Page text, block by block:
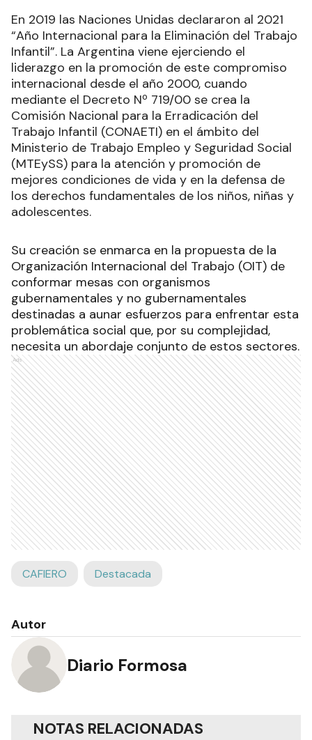
En 2019 las Naciones Unidas declararon al 2021
“Año Internacional para la Eliminación del Trabajo
Infantil”. La Argentina viene ejerciendo el
liderazgo en la promoción de este compromiso
internacional desde el año 2000, cuando
mediante el Decreto Nº 719/00 se crea la
Comisión Nacional para la Erradicación del
Trabajo Infantil (CONAETI) en el ámbito del
Ministerio de Trabajo Empleo y Seguridad Social
(MTEySS) para la atención y promoción de
mejores condiciones de vida y en la defensa de
los derechos fundamentales de los niños, niñas y
adolescentes.
Su creación se enmarca en la propuesta de la
Organización Internacional del Trabajo (OIT) de
conformar mesas con organismos
gubernamentales y no gubernamentales
destinadas a aunar esfuerzos para enfrentar esta
problemática social que, por su complejidad,
necesita un abordaje conjunto de estos sectores.
Ads
CAFIERO Destacada
Autor
Diario Formosa
NOTAS RELACIONADAS